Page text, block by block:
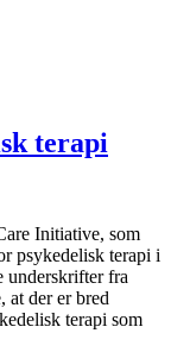
terapi
Initiative, som
psykedelisk terapi i
underskrifter fra
at der er bred
terapi som